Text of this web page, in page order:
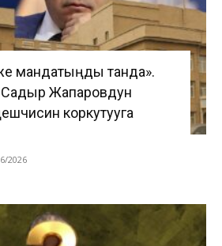
мандатыңды танда».
Садыр Жапаровдун
коркутууга
2026